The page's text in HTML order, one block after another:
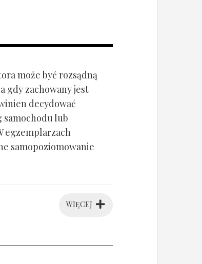
może być rozsądną
gdy zachowany jest
decydować
lub
egzemplarzach
samopoziomowanie
WIĘCEJ